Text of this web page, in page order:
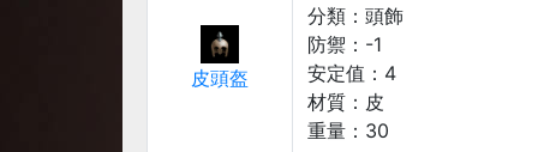
皮頭盔
分類： 頭飾
防禦： -1
安定值： 4
材質： 皮
重量： 30